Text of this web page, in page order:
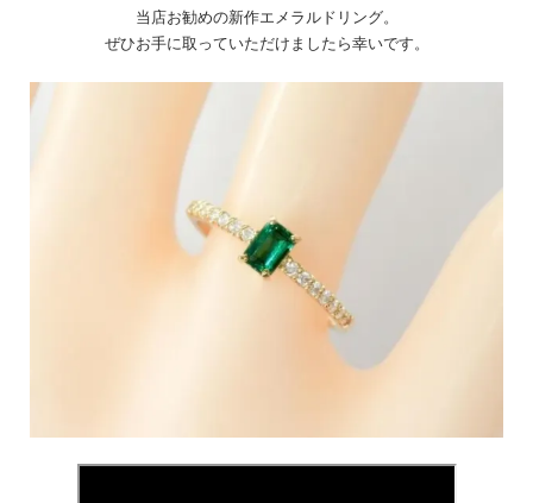
当店お勧めの新作エメラルドリング。
ぜひお手に取っていただけましたら幸いです。